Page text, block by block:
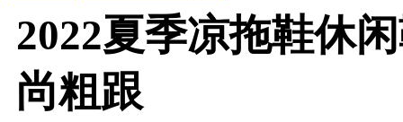
2022夏季凉拖鞋休
尚粗跟